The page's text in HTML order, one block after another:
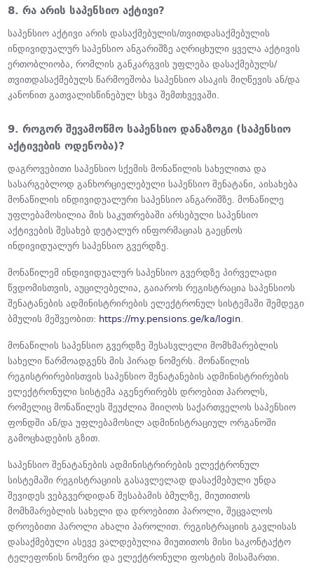
8. რა არის საპენსიო აქტივი?
საპენსიო აქტივი არის დასაქმებულის/თვითდასაქმებულის
ინდივიდუალურ საპენსიო ანგარიშზე აღრიცხული ყველა აქტივის
ერთობლიობა, რომლის განკარგვის უფლება დასაქმებულს/
თვითდასაქმებულს წარმოეშობა საპენსიო ასაკის მიღწევის ან/და
კანონით გათვალისწინებულ სხვა შემთხვევაში.
9. როგორ შევამოწმო საპენსიო დანაზოგი (საპენსიო
აქტივების ოდენობა)?
დაგროვებითი საპენსიო სქემის მონაწილის სახელითა და
სასარგებლოდ განხორციელებული საპენსიო შენატანი, აისახება
მონაწილის ინდივიდუალური საპენსიო ანგარიშზე. მონაწილე
უფლებამოსილია მის საკუთრებაში არსებული საპენსიო
აქტივების შესახებ დეტალურ ინფორმაციას გაეცნოს
ინდივიდუალურ საპენსიო გვერდზე.
მონაწილემ ინდივიდუალურ საპენსიო გვერდზე პირველადი
წვდომისთვის, აუცილებელია, გაიაროს რეგისტრაცია საპენსიოს
შენატანების ადმინისტრირების ელექტრონულ სისტემაში შემდეგი
ბმულის მეშვეობით: https://my.pensions.ge/ka/login.
მონაწილის საპენსიო გვერდზე შესასვლელი მომხმარებლის
სახელი წარმოადგენს მის პირად ნომერს. მონაწილის
რეგისტრირებისთვის საპენსიო შენატანების ადმინისტრირების
ელექტრონული სისტემა აგენერირებს დროებით პაროლს,
რომელიც მონაწილეს შეუძლია მიიღოს საქართველოს საპენსიო
ფონდში ან/და უფლებამოსილ ადმინისტრაციულ ორგანოში
გამოცხადების გზით.
საპენსიო შენატანების ადმინისტრირების ელექტრონულ
სისტემაში რეგისტრაციის გასავლელად დასაქმებული უნდა
შევიდეს ვებგვერდიდან შესაბამის ბმულზე, მიუთითოს
მომხმარებლის სახელი და დროებითი პაროლი, შეცვალოს
დროებითი პაროლი ახალი პაროლით. რეგისტრაციის გავლისას
დასაქმებული ასევე ვალდებულია მიუთითოს მისი საკონტაქტო
ტელეფონის ნომერი და ელექტრონული ფოსტის მისამართი.